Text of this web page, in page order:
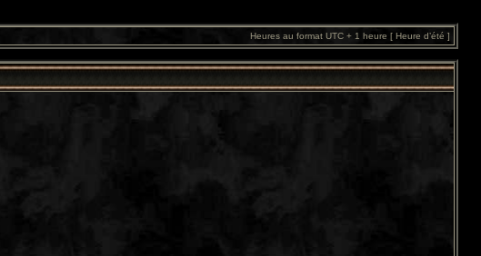
Heures au format UTC + 1 heure [ Heure d’été ]